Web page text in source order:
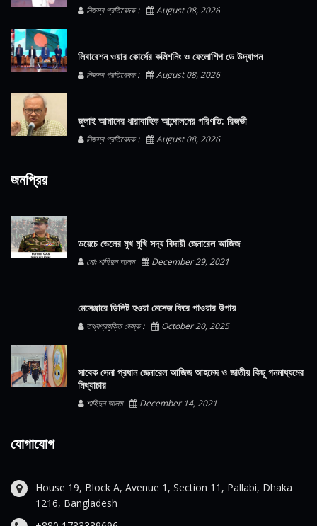
নিজস্ব প্রতিবেদক : August 08, 2026
লিবারেশন ওয়ার কোর্সের কমিশনিং ও ফেলোশিপ ডে উদ্‌যাপন
নিজস্ব প্রতিবেদক : August 08, 2026
জুলাই আমাদের ধারাবাহিক আন্দোলনের পরিণতি: রিজভী
নিজস্ব প্রতিবেদক : August 08, 2026
জনপ্রিয়
ডয়েচে ভেলের মুখ মুখি সদ্য বিদায়ী জেনারেল আজিজ
মোঃ শাহিদুন আলম December 29, 2021
মেসেঞ্জারে ডিলিট হওয়া মেসেজ ফিরে পাওয়ার উপায়
তথ্যপ্রযুক্তি ডেস্ক : October 20, 2025
সাবেক সেনা প্রধান জেনারেল আজিজ আহমেদ ও জাতীয় কিছু গনমাধ্যমের
মিথ্যাচার
শাহিদুন আলম December 14, 2021
যোগাযোগ
House 19, Block A, Avenue 1, Section 11, Pallabi, Dhaka
1216, Bangladesh